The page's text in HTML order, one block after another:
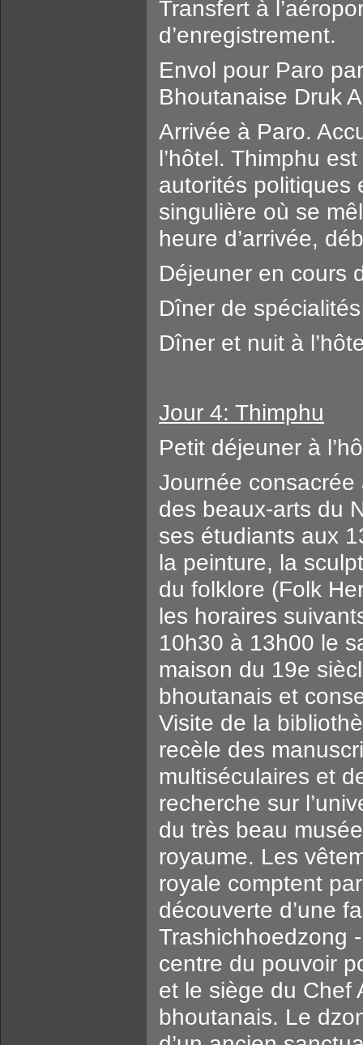
Transfert à
d’enregistrement.
Envol pour Paro
Bhoutanaise Druk
Arrivée à Paro.
l’hôtel. Thimphu
autorités politiques
singulière où se
heure d’arrivée,
Déjeuner en cours
Dîner de
Dîner et nuit à
Jour 4: Thimphu
Petit déjeuner à
Journée consacrée
des beaux-arts du
ses étudiants aux
la peinture, la
du folklore (Folk
les horaires
10h30 à 13h00 le
maison du 19e
bhoutanais et
Visite de la
recèle des
multiséculaires et
recherche sur
du très beau
royaume. Les
royale comptent
découverte d’une
Trashichhoedzong
centre du pouvoir
et le siège du Chef
bhoutanais. Le